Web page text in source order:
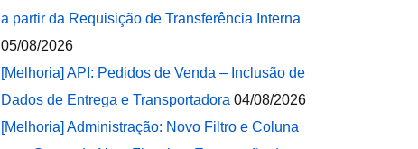
a partir da Requisição de Transferência Interna
05/08/2026
[Melhoria] API: Pedidos de Venda – Inclusão de
Dados de Entrega e Transportadora 04/08/2026
[Melhoria] Administração: Novo Filtro e Coluna